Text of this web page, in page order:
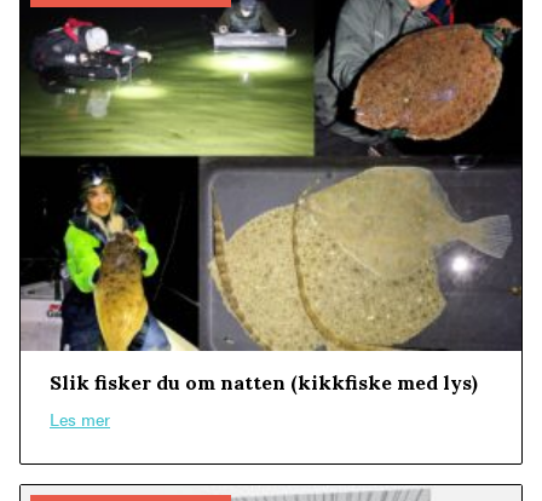
Slik fisker du om natten (kikkfiske med lys)
Les mer